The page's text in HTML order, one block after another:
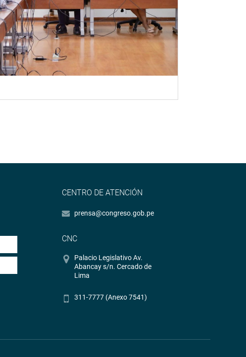
CENTRO DE ATENCIÓN
prensa@congreso.gob.pe
CNC
Palacio Legislativo Av.
Abancay s/n. Cercado de
Lima
311-7777 (Anexo 7541)